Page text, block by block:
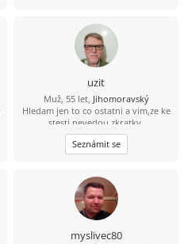
uzit
Muž, 55 let, Jihomoravský
Hledam jen to co ostatni a vim,ze ke
stesti nevedou zkratky.
Seznámit se
myslivec80